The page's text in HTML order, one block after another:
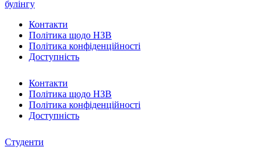
булінгу
Контакти
Політика щодо НЗВ
Політика конфіденційності
Доступність
Контакти
Політика щодо НЗВ
Політика конфіденційності
Доступність
Студенти